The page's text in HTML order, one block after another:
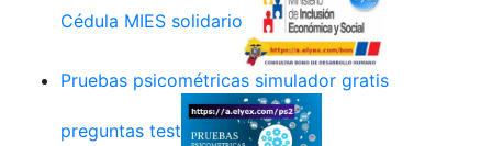
Cédula MIES solidario
Pruebas psicométricas simulador gratis
preguntas test